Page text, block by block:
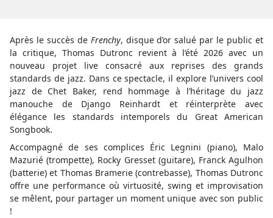
Après le succès de Frenchy, disque d’or salué par le public et
la critique, Thomas Dutronc revient à l’été 2026 avec un
nouveau projet live consacré aux reprises des grands
standards de jazz. Dans ce spectacle, il explore l’univers cool
jazz de Chet Baker, rend hommage à l’héritage du jazz
manouche de Django Reinhardt et réinterprète avec
élégance les standards intemporels du Great American
Songbook.
Accompagné de ses complices Éric Legnini (piano), Malo
Mazurié (trompette), Rocky Gresset (guitare), Franck Agulhon
(batterie) et Thomas Bramerie (contrebasse), Thomas Dutronc
offre une performance où virtuosité, swing et improvisation
se mêlent, pour partager un moment unique avec son public
!